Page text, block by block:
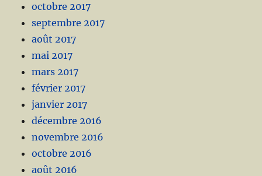
octobre 2017
septembre 2017
août 2017
mai 2017
mars 2017
février 2017
janvier 2017
décembre 2016
novembre 2016
octobre 2016
août 2016